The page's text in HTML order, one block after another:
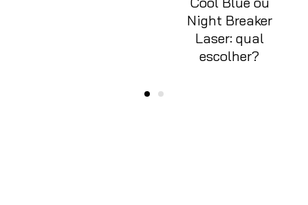
Night Breaker
Laser: qual
escolher?